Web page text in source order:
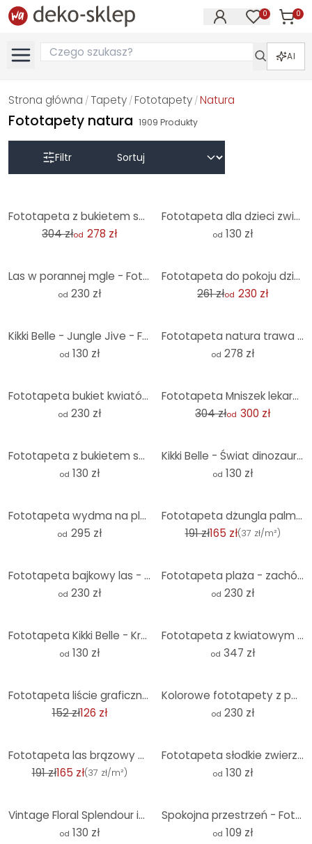
0 0
AI
Strona główna / Tapety / Fototapety /Natura
Fototapety natura 1909 Produkty
Filtr
Fototapeta z bukietem suszonych kwiatów - Fototapeta w kwiaty - Treechild
304 złod 278 zł
Fototapeta dla dzieci zwierzęta morskie w głębi oceanu - Oliver Robins - Round - tapeta flizelinowa/
od 130 zł
Las w porannej mgle - Fototapeta las - Maier
od 230 zł
Fototapeta do pokoju dziecięcego Urocze zwierzęta w lesie - Kvilis
261 złod 230 zł
Kikki Belle - Jungle Jive - Fototapeta okrągła - tapeta flizelinowa/tapeta flizelinowa samoprzylepna
od 130 zł
Fototapeta natura trawa wydmowa w wieczornym słońcu - Treechild
od 278 zł
Fototapeta bukiet kwiatów z piwoniami - UN Designs
od 230 zł
Fototapeta Mniszek lekarski wiosną - Paksoylu
304 złod 300 zł
Fototapeta z bukietem suszonych kwiatów - okrągła fototapeta w kwiaty - Treechild - tapeta flizelino
od 130 zł
Kikki Belle - Świat dinozaurów - Fototapeta okrągła - tapeta flizelinowa/tapeta flizelinowa samoprzy
od 130 zł
Fototapeta wydma na plaży o zachodzie słońca
od 295 zł
Fototapeta dżungla palmy zielony niebieski z papugą włóknina pokój dzienny
191 zł165 zł(37 zł/m²)
Fototapeta bajkowy las - fototapeta las - Kiciak
od 230 zł
Fototapeta plaża - zachód słońca nad plażą i morzem - Sisi & Seb
od 230 zł
Fototapeta Kikki Belle - Król niedźwiedzi - okrągła - tapeta flizelinowa/tapeta flizelinowa samoprzy
od 130 zł
Fototapeta z kwiatowym przepychem w ciepłych pastelowych odcieniach - Paksoylu
od 347 zł
Fototapeta liście graficzna tapeta z włókniny nowoczesna matowa w kolorze beżowym 2,70 x 1,59 m
152 zł126 zł
Kolorowe fototapety z polnymi kwiatami - Fototapety w kwiaty - UN Designs
od 230 zł
Fototapeta las brązowy beżowy włóknina tapeta drzewa tapeta do salonu, sypialni
191 zł165 zł(37 zł/m²)
Fototapeta słodkie zwierzęta w lesie - Fototapeta do pokoju dziecięcego - Kvilis - tapeta flizelinow
od 130 zł
Vintage Floral Splendour in the Meadow | Fototapeta w kwiaty - Lola Peacock - Okrągła - tapeta flize
od 130 zł
Spokojna przestrzeń - Fototapeta okrągła - tapeta flizelinowa/tapeta flizelinowa samoprzylepna
od 109 zł